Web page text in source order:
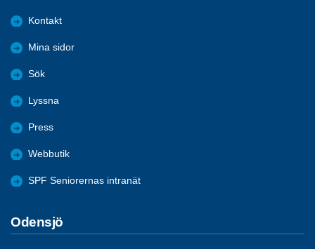
Kontakt
Mina sidor
Sök
Lyssna
Press
Webbutik
SPF Seniorernas intranät
Odensjö